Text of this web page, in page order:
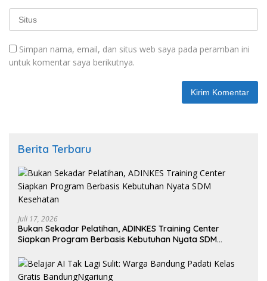
Simpan nama, email, dan situs web saya pada peramban ini
untuk komentar saya berikutnya.
Berita Terbaru
Juli 17, 2026
Bukan Sekadar Pelatihan, ADINKES Training Center
Siapkan Program Berbasis Kebutuhan Nyata SDM